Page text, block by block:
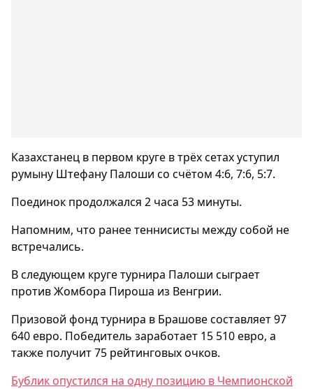
Казахстанец в первом круге в трёх сетах уступил
румыну Штефану Палоши со счётом 4:6, 7:6, 5:7.
Поединок продолжался 2 часа 53 минуты.
Напомним, что ранее теннисисты между собой не
встречались.
В следующем круге турнира Палоши сыграет
против Жомбора Пироша из Венгрии.
Призовой фонд турнира в Брашове составляет 97
640 евро. Победитель заработает 15 510 евро, а
также получит 75 рейтинговых очков.
Бублик опустился на одну позицию в Чемпионской